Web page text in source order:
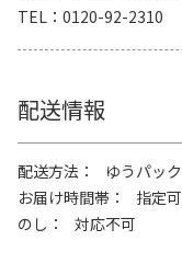
TEL
0120-92-2310
配送情報
配送方法
ゆうパック
お届け時間帯
指定可
のし
対応不可